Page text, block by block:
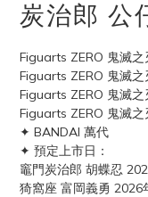
炭治郎 公
Figuarts ZERO 鬼滅
Figuarts ZERO 鬼滅
Figuarts ZERO 鬼滅
Figuarts ZERO 鬼滅
✦ BANDAI 萬代
✦ 預定上市日：
竈門炭治郎 胡蝶忍
猗窩座 富岡義勇 2026